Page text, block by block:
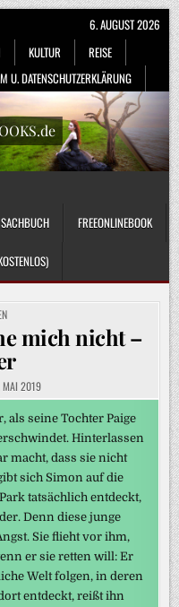
KULTUR
REISE
U. DATENSCHUTZERKLÄRUNG
6. AUGUST 2026
SACHBUCH FREEONLINEBOOK
mich nicht –
MAI 2019
seine Tochter Paige
Hinterlassen
macht, dass sie nicht
sich Simon auf die
tatsächlich entdeckt,
Denn diese junge
Sie flieht vor ihm,
er sie retten will: Er
Welt folgen, in deren
entdeckt, reißt ihn